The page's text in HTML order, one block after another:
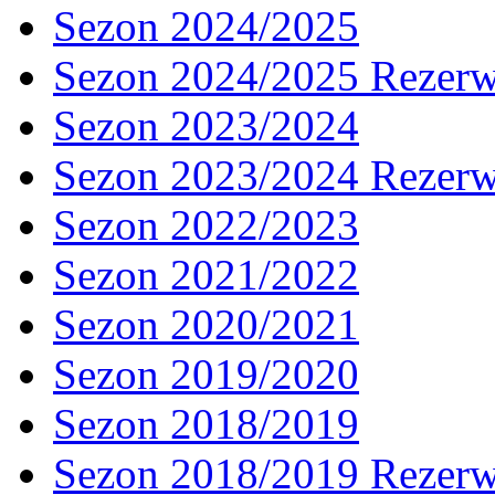
Sezon 2024/2025
Sezon 2024/2025
Sezon 2023/2024
Sezon 2023/2024
Sezon 2022/2023
Sezon 2021/2022
Sezon 2020/2021
Sezon 2019/2020
Sezon 2018/2019
Sezon 2018/2019